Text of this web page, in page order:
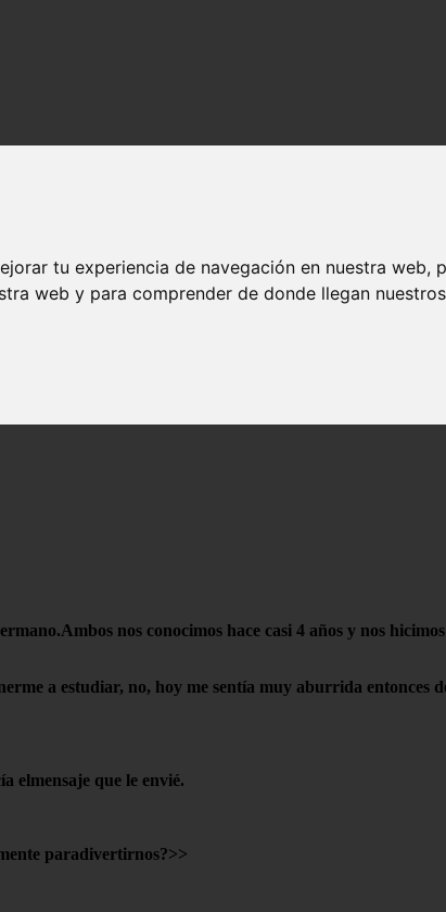
tu experiencia de navegación en nuestra
web y para comprender de donde llegan
mañana viene a mimemoria
nos conocimos hace casi 4 años y nos
a estudiar, no, hoy me sentía muy aburrida entonces
elmensaje que le envié.
paradivertirnos?>>